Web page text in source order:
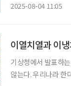
2025-08-04 11:05
이열치열과 이
기상청에서 발표하
않는다. 우리나라 한